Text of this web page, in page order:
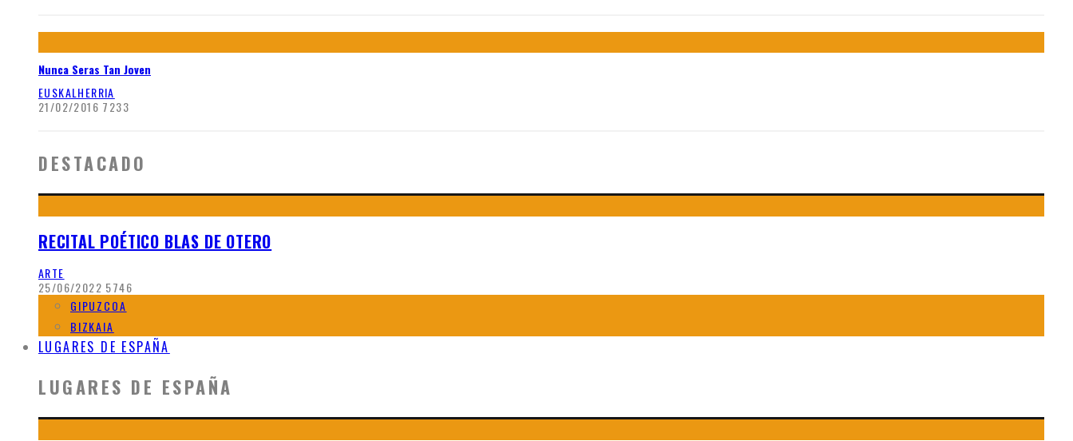
Nunca Seras Tan Joven
EUSKALHERRIA
21/02/2016 7233
DESTACADO
RECITAL POÉTICO BLAS DE OTERO
ARTE
25/06/2022 5746
GIPUZCOA
BIZKAIA
LUGARES DE ESPAÑA
LUGARES DE ESPAÑA